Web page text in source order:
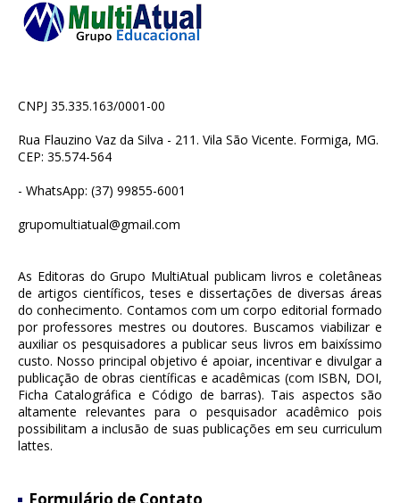
CNPJ 35.335.163/0001-00
Rua Flauzino Vaz da Silva - 211. Vila São Vicente. Formiga, MG.
CEP: 35.574-564
- WhatsApp: (37) 99855-6001
grupomultiatual@gmail.com
As Editoras do Grupo MultiAtual publicam livros e coletâneas
de artigos científicos, teses e dissertações de diversas áreas
do conhecimento. Contamos com um corpo editorial formado
por professores mestres ou doutores. Buscamos viabilizar e
auxiliar os pesquisadores a publicar seus livros em baixíssimo
custo. Nosso principal objetivo é apoiar, incentivar e divulgar a
publicação de obras científicas e acadêmicas (com ISBN, DOI,
Ficha Catalográfica e Código de barras). Tais aspectos são
altamente relevantes para o pesquisador acadêmico pois
possibilitam a inclusão de suas publicações em seu curriculum
lattes.